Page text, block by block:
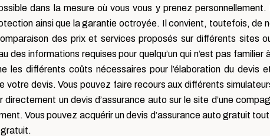
dans la mesure où vous vous y prenez
ainsi que la garantie octroyée. Il convient, toutefois, de
des prix et services proposés sur différents sites
informations requises pour quelqu’un qui n’est pas familier
les différents coûts nécessaires pour l’élaboration du devis
devis. Vous pouvez faire recours aux différents
un devis d’assurance auto sur le site d’une
Vous pouvez acquérir un devis d’assurance auto gratuit
gratuit.